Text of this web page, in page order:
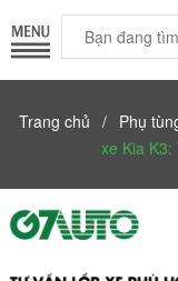
Trang chủ / Phụ
xe Kia